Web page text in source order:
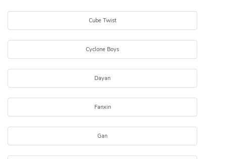
Cube Twist
Cyclone Boys
Dayan
Fanxin
Gan